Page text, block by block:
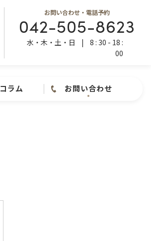
お問い合わせ・電話予約
042-505-8623
水・木・土・日 |
8 : 30 - 18 :
00
コラム お問い合わせ